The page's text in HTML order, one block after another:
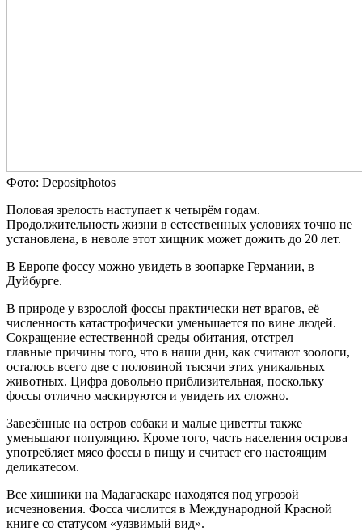
Фото: Depositphotos
Половая зрелость наступает к четырём годам.
Продолжительность жизни в естественных условиях точно не
установлена, в неволе этот хищник может дожить до 20 лет.
В Европе фоссу можно увидеть в зоопарке Германии, в
Дуйбурге.
В природе у взрослой фоссы практически нет врагов, её
численность катастрофически уменьшается по вине людей.
Сокращение естественной среды обитания, отстрел —
главные причины того, что в наши дни, как считают зоологи,
осталось всего две с половиной тысячи этих уникальных
животных. Цифра довольно приблизительная, поскольку
фоссы отлично маскируются и увидеть их сложно.
Завезённые на остров собаки и малые циветты также
уменьшают популяцию. Кроме того, часть населения острова
употребляет мясо фоссы в пищу и считает его настоящим
деликатесом.
Все хищники на Мадагаскаре находятся под угрозой
исчезновения. Фосса числится в Международной Красной
книге со статусом «уязвимый вид».